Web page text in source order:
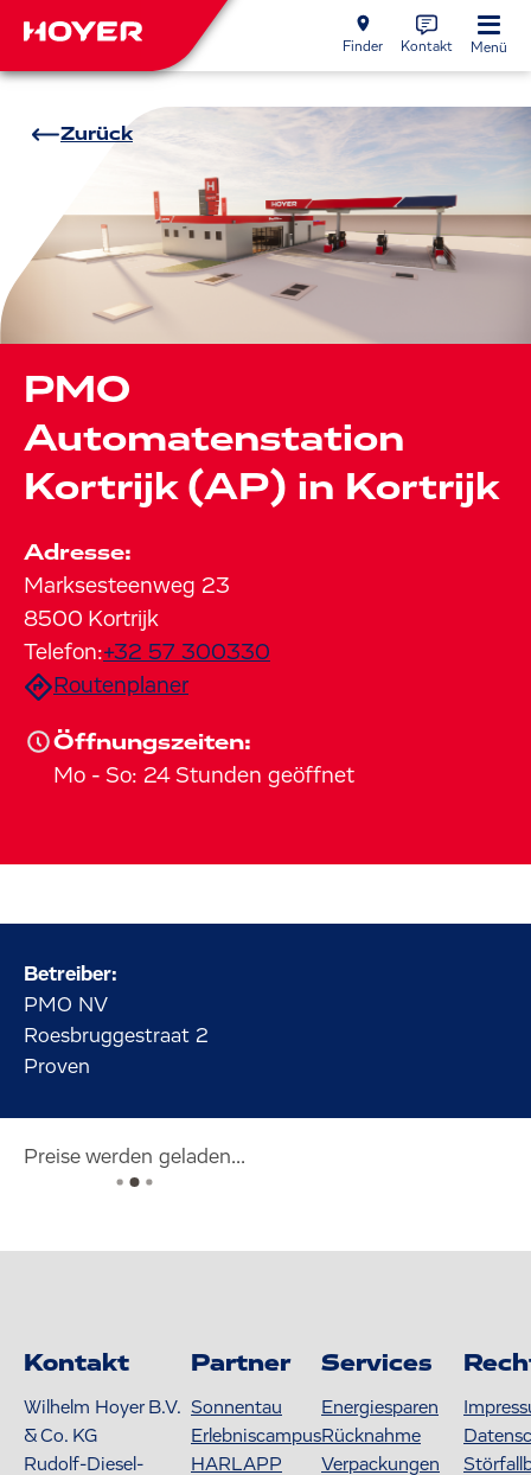
Finder Kontakt Menü
Zurück
PMO
Automatenstation
Kortrijk (AP) in Kortrijk
Adresse:
Marksesteenweg 23
8500 Kortrijk
Telefon:+32 57 300330
Routenplaner
Öffnungszeiten:
Mo - So: 24 Stunden geöffnet
Betreiber:
PMO NV
Roesbruggestraat 2
Proven
Preise werden geladen...
Kontakt
Wilhelm Hoyer B.V.
& Co. KG
Rudolf-Diesel-
Partner
Sonnentau
Erlebniscampus
HARLAPP
Services
Energiesparen
Rücknahme
Verpackungen